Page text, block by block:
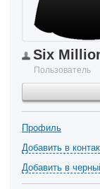
Six
Пользователь
Профиль
Добавить в
Добавить в